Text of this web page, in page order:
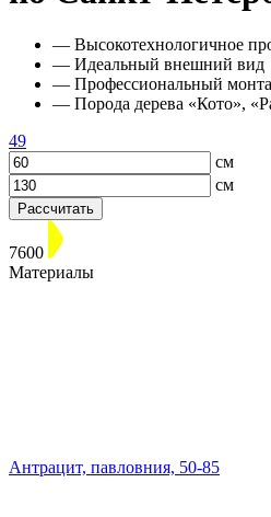
— Высокотехнологичное
— Идеальный внешний вид
— Профессиональный
— Порода дерева «Кото»,
49
см
см
Рассчитать
7600
Материалы
Антрацит, павловния, 50-85